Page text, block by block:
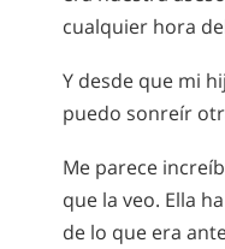
cualquier hora
Y desde que mi
puedo sonreír
Me parece
que la veo. Ella
de lo que era